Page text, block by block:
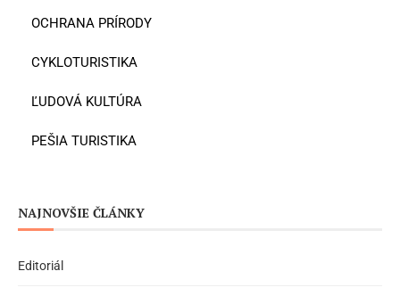
OCHRANA PRÍRODY
CYKLOTURISTIKA
ĽUDOVÁ KULTÚRA
PEŠIA TURISTIKA
NAJNOVŠIE ČLÁNKY
Editoriál